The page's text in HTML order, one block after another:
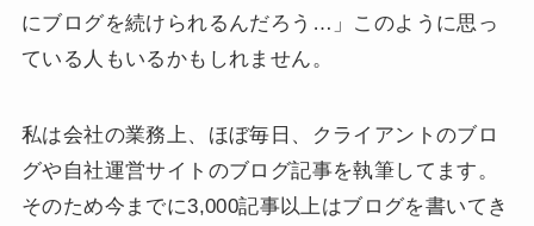
にブログを続けられるんだろう…」このように思っ
ている人もいるかもしれません。
私は会社の業務上、ほぼ毎日、クライアントのブロ
グや自社運営サイトのブログ記事を執筆してます。
そのため今までに3,000記事以上はブログを書いてき